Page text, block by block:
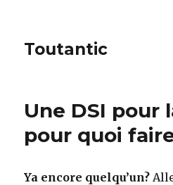
Toutantic
Une DSI pour
pour quoi
Ya encore quelqu’un?